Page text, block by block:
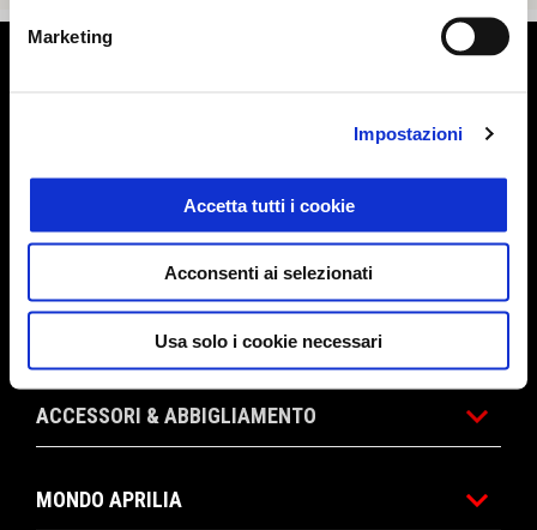
Marketing
Impostazioni
Accetta tutti i cookie
Acconsenti ai selezionati
Usa solo i cookie necessari
ELETTRONICA
ACCESSORI & ABBIGLIAMENTO
MONDO APRILIA